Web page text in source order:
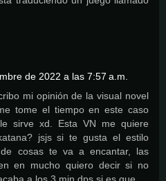
de 2022 a las 7:57 a.m.
mi opinión de la visual novel
tome el tiempo en este caso
sirve xd. Esta VN me quiere
jsjs si te gusta el estilo
cosas te va a encantar, las
en mucho quiero decir si no
a los 3 min dps si es que.